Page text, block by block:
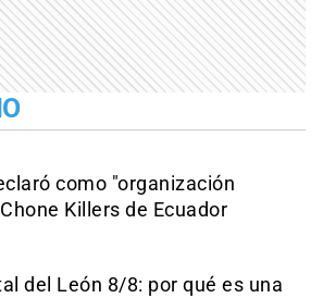
como "organización
Killers de Ecuador
del León 8/8: por qué es una